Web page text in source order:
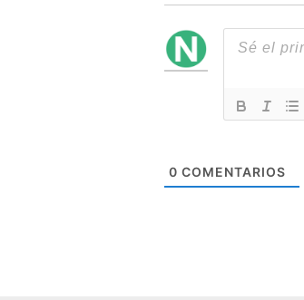
0 COMENTARIOS